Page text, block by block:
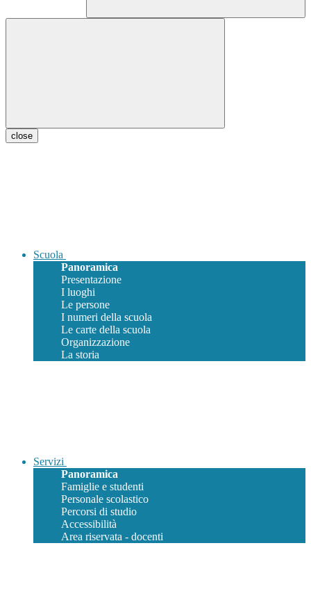
close
Scuola
Panoramica
Presentazione
I luoghi
Le persone
I numeri della scuola
Le carte della scuola
Organizzazione
La storia
Servizi
Panoramica
Famiglie e studenti
Personale scolastico
Percorsi di studio
Accessibilità
Area riservata - docenti